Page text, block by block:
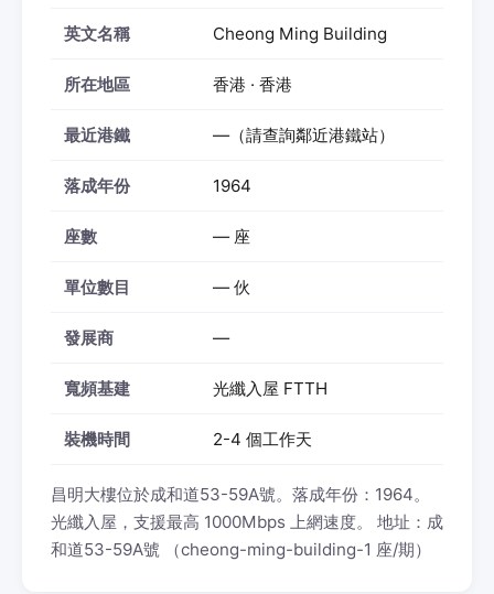
英文名稱 Cheong Ming Building
所在地區 香港 · 香港
最近港鐵 —（請查詢鄰近港鐵站）
落成年份 1964
座數 — 座
單位數目 — 伙
發展商 —
寬頻基建 光纖入屋 FTTH
裝機時間 2-4 個工作天
昌明大樓位於成和道53-59A號。落成年份：1964。
光纖入屋，支援最高 1000Mbps 上網速度。 地址：成
和道53-59A號 （cheong-ming-building-1 座/期）